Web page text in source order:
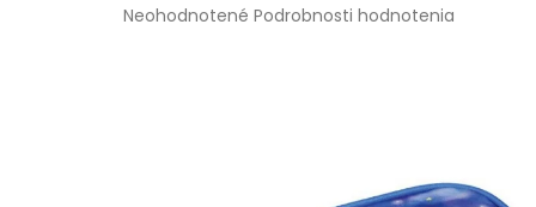
Priemerné
Neohodnotené Podrobnosti hodnotenia